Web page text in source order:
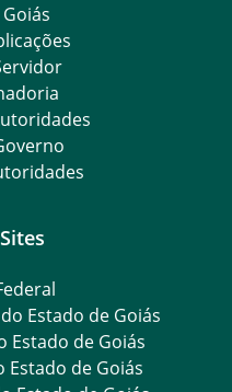
Estado de Goiás
Estado de Goiás
de Goiás